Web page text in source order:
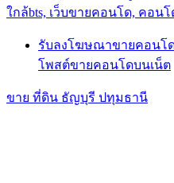
ใกล้bts, เว็บขายคอนโด, คอน
รับลงโฆษณาขายคอนโ
โพสต์ขายคอนโดบนเน็ต
ขาย ที่ดิน ธัญบุรี ปทุมธานี